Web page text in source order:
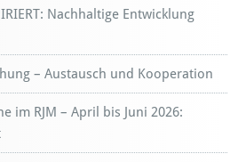
Nachhaltige Entwicklung
– Austausch und Kooperation
im RJM – April bis Juni 2026: